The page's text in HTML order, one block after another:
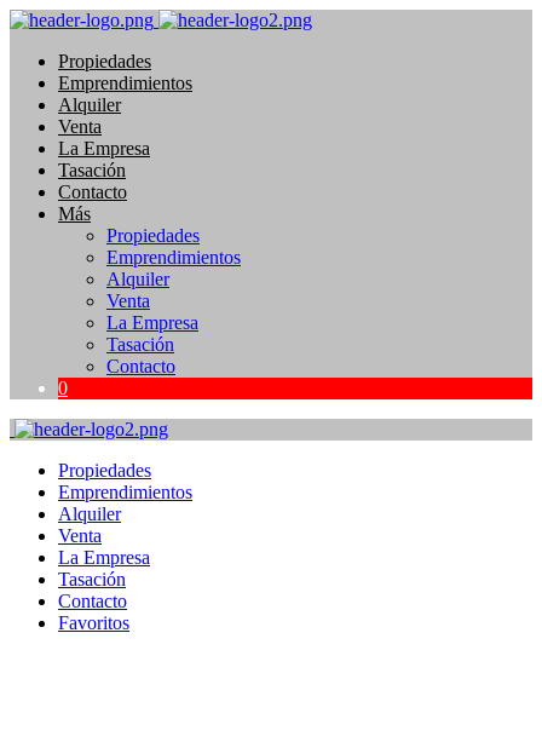
Propiedades
Emprendimientos
Alquiler
Venta
La Empresa
Tasación
Contacto
Más
Propiedades
Emprendimientos
Alquiler
Venta
La Empresa
Tasación
Contacto
0
Propiedades
Emprendimientos
Alquiler
Venta
La Empresa
Tasación
Contacto
Favoritos